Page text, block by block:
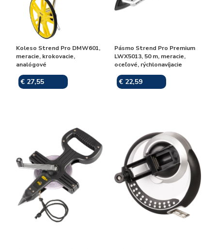
Koleso Strend Pro DMW601,
meracie, krokovacie,
analógové
€ 27,55
Pásmo Strend Pro Premium
LWX5013, 50 m, meracie,
oceľové, rýchlonavíjacie
€ 22,59